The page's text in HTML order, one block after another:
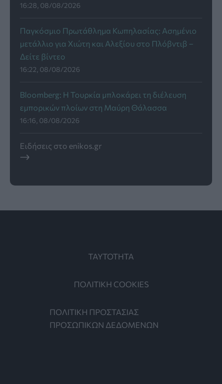
16:28, 08/08/2026
Παγκόσμιο Πρωτάθλημα Κωπηλασίας: Ασημένιο
μετάλλιο για Χιώτη και Αλεξίου στο Πλόβντιβ –
Δείτε βίντεο
16:22, 08/08/2026
Bloomberg: Η Τουρκία μπλοκάρει τη διέλευση
εμπορικών πλοίων στη Μαύρη Θάλασσα
16:16, 08/08/2026
Ειδήσεις στο enikos.gr
ΤΑΥΤΟΤΗΤΑ
ΠΟΛΙΤΙΚΗ COOKIES
ΠΟΛΙΤΙΚΗ ΠΡΟΣΤΑΣΙΑΣ
ΠΡΟΣΩΠΙΚΩΝ ΔΕΔΟΜΕΝΩΝ